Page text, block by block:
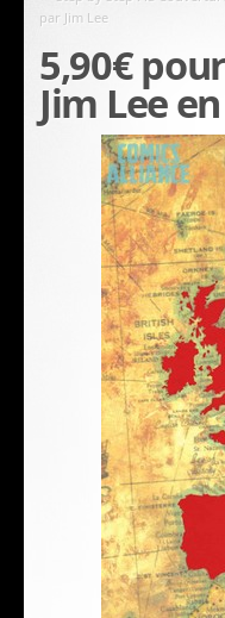
par Jim Lee
5,90€
Jim Lee